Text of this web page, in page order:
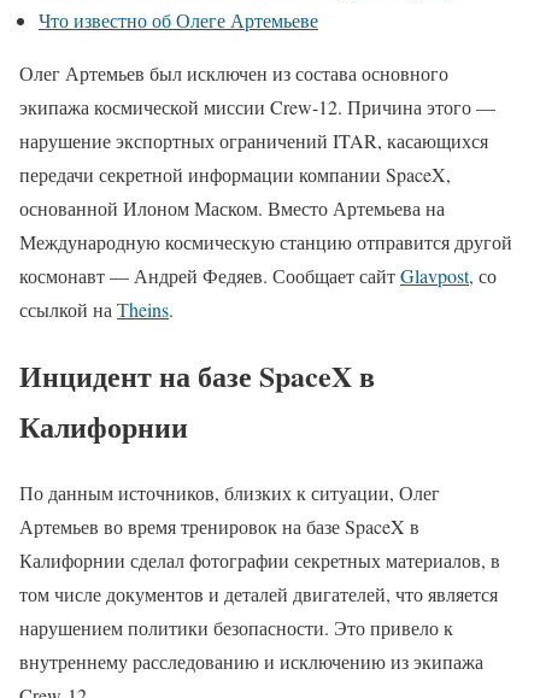
Что известно об Олеге Артемьеве
Олег Артемьев был исключен из состава основного
экипажа космической миссии Crew-12. Причина этого —
нарушение экспортных ограничений ITAR, касающихся
передачи секретной информации компании SpaceX,
основанной Илоном Маском. Вместо Артемьева на
Международную космическую станцию отправится другой
космонавт — Андрей Федяев. Сообщает сайтGlavpost, со
ссылкой на Тheins.
Инцидент на базе SpaceX в
Калифорнии
По данным источников, близких к ситуации, Олег
Артемьев во время тренировок на базе SpaceX в
Калифорнии сделал фотографии секретных материалов, в
том числе документов и деталей двигателей, что является
нарушением политики безопасности. Это привело к
внутреннему расследованию и исключению из экипажа